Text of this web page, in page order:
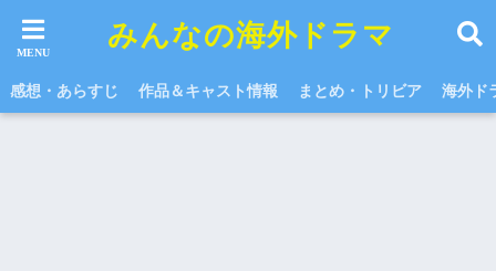
みんなの海外ドラマ
感想・あらすじ 作品＆キャスト情報 まとめ・トリビア 海外ド